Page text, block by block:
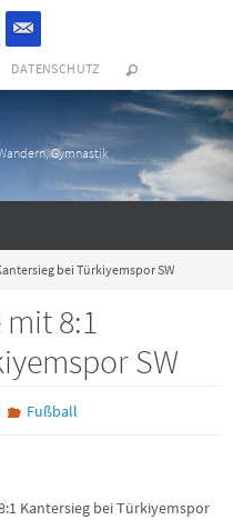
DATENSCHUTZ
Gymnastik
bei Türkiyemspor SW
8:1
SW
Fußball
Kantersieg bei Türkiyemspor